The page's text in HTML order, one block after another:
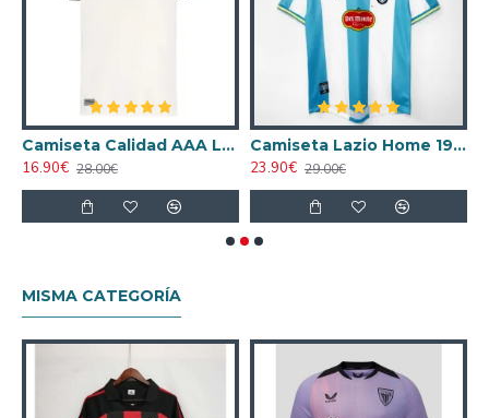
Camiseta Calidad AAA Lazio Visitante Segunda Equipación 2025/26
16.90€ 28.00€
Camiseta Lazio Home 1999/00 Retro
23.90€ 29.00€
MISMA CATEGORÍA